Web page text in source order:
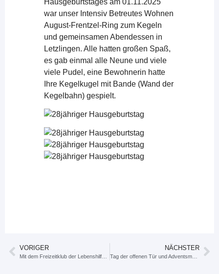
war unser Intensiv Betreutes Wohnen
August-Frentzel-Ring zum Kegeln
und gemeinsamen Abendessen in
Letzlingen. Alle hatten großen Spaß,
es gab einmal alle Neune und viele
viele Pudel, eine Bewohnerin hatte
Ihre Kegelkugel mit Bande (Wand der
Kegelbahn) gespielt.
VORIGER NÄCHSTER
Tag der offenen Tür und Adventsmarkt am 29.11.2025 von 14.00 – 18.00 Uhr